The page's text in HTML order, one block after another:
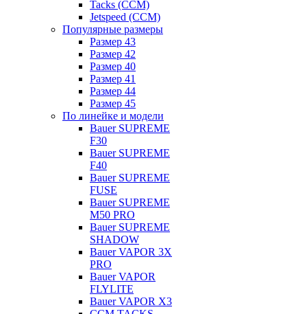
Tacks (CCM)
Jetspeed (CCM)
Популярные размеры
Размер 43
Размер 42
Размер 40
Размер 41
Размер 44
Размер 45
По линейке и модели
Bauer SUPREME
F30
Bauer SUPREME
F40
Bauer SUPREME
FUSE
Bauer SUPREME
M50 PRO
Bauer SUPREME
SHADOW
Bauer VAPOR 3X
PRO
Bauer VAPOR
FLYLITE
Bauer VAPOR X3